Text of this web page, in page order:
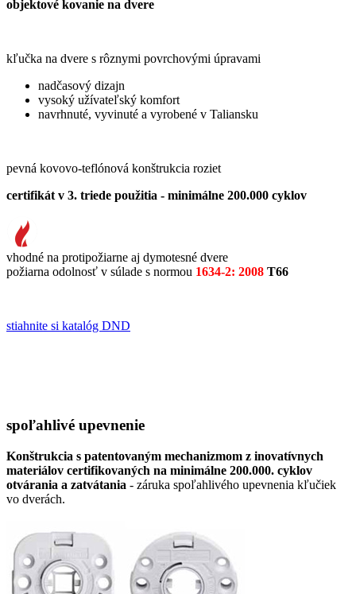
objektové kovanie na dvere
kľučka na dvere s rôznymi povrchovými úpravami
nadčasový dizajn
vysoký užívateľský komfort
navrhnuté, vyvinuté a vyrobené v Taliansku
pevná kovovo-teflónová konštrukcia roziet
certifikát v 3. triede použitia - minimálne 200.000 cyklov
vhodné na protipožiarne aj dymotesné dvere
požiarna odolnosť v súlade s normou 1634-2: 2008 T66
stiahnite si katalóg DND
spoľahlivé upevnenie
Konštrukcia s patentovaným mechanizmom z inovatívnych
materiálov certifikovaných na minimálne 200.000. cyklov
otvárania a zatvátania - záruka spoľahlivého upevnenia kľučiek
vo dverách.